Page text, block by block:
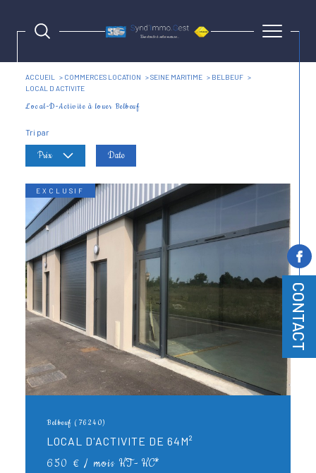
CONTACT
ACCUEIL COMMERCES LOCATION SEINE MARITIME
BELBEUF
LOCAL D ACTIVITE
Local-D-Activite à louer Belbeuf
Tri par
Prix Date
Belbeuf (76240)
LOCAL D'ACTIVITE DE 64M²
650 € / mois HT - HC*
EXCLUSIF